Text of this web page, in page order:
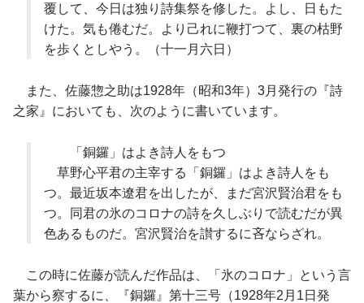
覆して、今日は独り詩集祭を修した。よし、日もた
けた。気も倦むだ。より己れに鞭打つて、裏の枯野
を歩くとしやう。（十一月六日）
また、佐藤惣之助は1928年（昭和3年）3月発行の『詩
之家』においても、次のように書いています。
「銅鑼」はよき詩人をもつ
草野心平君の主宰する「銅鑼」はよき詩人をも
つ。最近坂本遼君を出したが、まだ宮沢賢治君をも
つ。同君の氷のコロナの詩を久しぶりで読むだが異
色あるものだ。宮沢賢治を讃するに吝ならざれ。
この時に佐藤が読んだ作品は、「氷のコロナ」という言
葉から察するに、『銅鑼』第十三号（1928年2月1日発